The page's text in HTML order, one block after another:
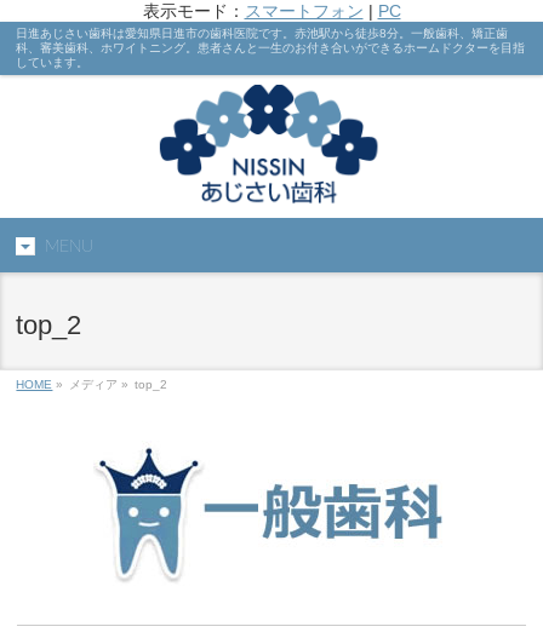
表示モード： スマートフォン | PC
日進あじさい歯科は愛知県日進市の歯科医院です。赤池駅から徒歩8分。一般歯科、矯正歯
科、審美歯科、ホワイトニング。患者さんと一生のお付き合いができるホームドクターを目指
しています。
MENU
top_2
HOME » メディア » top_2